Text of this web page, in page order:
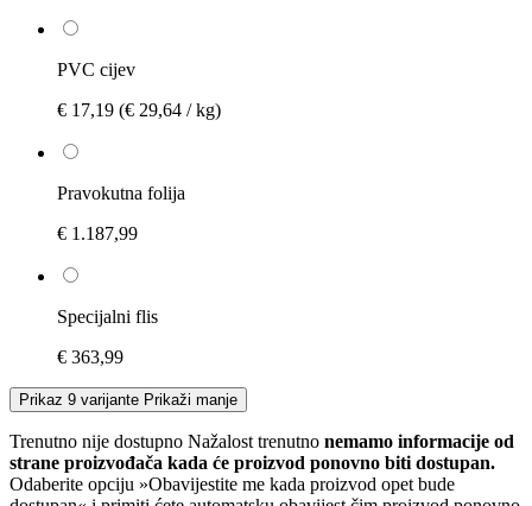
PVC cijev
€ 17,19 (€ 29,64 / kg)
Pravokutna folija
€ 1.187,99
Specijalni flis
€ 363,99
Prikaz 9 varijante Prikaži manje
Trenutno nije dostupno Nažalost trenutno nemamo informacije od
strane proizvođača kada će proizvod ponovno biti dostupan.
Odaberite opciju »Obavijestite me kada proizvod opet bude